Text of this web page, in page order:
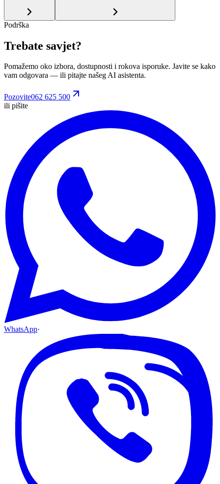
Podrška
Trebate savjet?
Pomažemo oko izbora, dostupnosti i rokova isporuke. Javite se kako
vam odgovara — ili pitajte našeg AI asistenta.
Pozovite062 625 500
ili pišite
WhatsApp·